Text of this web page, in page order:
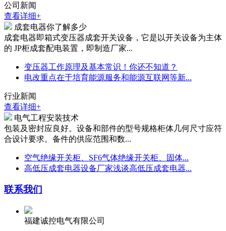
公司新闻
查看详细+
成套电器你了解多少
成套电器即箱式变压器成套开关设备，它是以开关设备为主体
的 JP柜成套配电装置，即制造厂家...
变压器工作原理及基本常识！你还不知道？
电改重点在于培育能源服务和能源互联网等新...
行业新闻
查看详细+
电气工程安装技术
包装及密封应良好。设备和部件的型号规格柜体几何尺寸应符
合设计要求。备件的供应范围和数...
空气绝缘开关柜、SF6气体绝缘开关柜、固体...
高低压成套电器设备厂家浅谈高低压成套电器...
联系我们
福建诚控电气有限公司